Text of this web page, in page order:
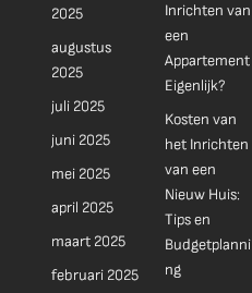
2025
augustus
2025
juli 2025
juni 2025
mei 2025
april 2025
maart 2025
februari 2025
Inrichten van
een
Appartement
Eigenlijk?
Kosten van
het Inrichten
van een
Nieuw Huis:
Tips en
Budgetplanni
ng